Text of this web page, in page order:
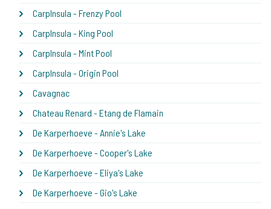
CarpInsula - Frenzy Pool
CarpInsula - King Pool
CarpInsula - Mint Pool
CarpInsula - Origin Pool
Cavagnac
Chateau Renard - Etang de Flamain
De Karperhoeve - Annie's Lake
De Karperhoeve - Cooper's Lake
De Karperhoeve - Eliya's Lake
De Karperhoeve - Gio's Lake